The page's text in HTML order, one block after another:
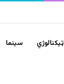
ټیکنالوژي سينما